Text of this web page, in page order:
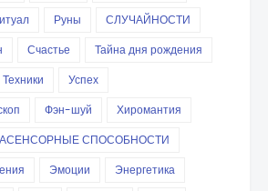
Руны
СЛУЧАЙНОСТИ
Счастье
Тайна дня рождения
Техники
Успех
Фэн-шуй
Хиромантия
СПОСОБНОСТИ
Эмоции
Энергетика